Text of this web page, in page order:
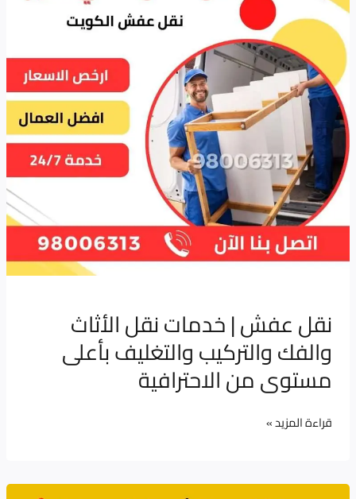
نقل عفش | خدمات نقل الأثاث
والفك والتركيب والتغليف بأعلى
مستوى من الاحترافية
خدمات
نقل
الأثاث
والفك
والتركيب
والتغليف
بأعلى
مستوى
من
الاحترافية
قراءة المزيد »